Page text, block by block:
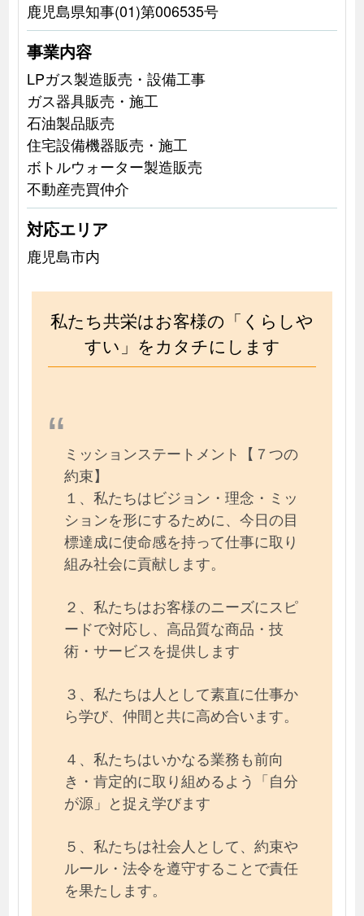
鹿児島県知事(01)第006535号
事業内容
LPガス製造販売・設備工事
ガス器具販売・施工
石油製品販売
住宅設備機器販売・施工
ボトルウォーター製造販売
不動産売買仲介
対応エリア
鹿児島市内
私たち共栄はお客様の「くらしや
すい」をカタチにします
ミッションステートメント【７つの
約束】
１、私たちはビジョン・理念・ミッ
ションを形にするために、今日の目
標達成に使命感を持って仕事に取り
組み社会に貢献します。
２、私たちはお客様のニーズにスピ
ードで対応し、高品質な商品・技
術・サービスを提供します
３、私たちは人として素直に仕事か
ら学び、仲間と共に高め合います。
４、私たちはいかなる業務も前向
き・肯定的に取り組めるよう「自分
が源」と捉え学びます
５、私たちは社会人として、約束や
ルール・法令を遵守することで責任
を果たします。